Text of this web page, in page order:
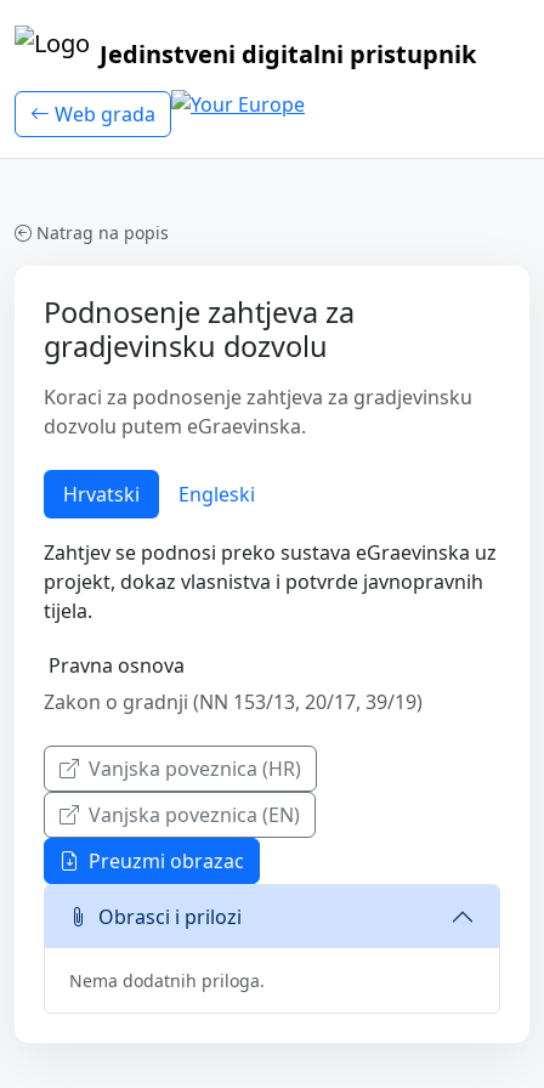
Jedinstveni digitalni pristupnik
Web grada
Natrag na popis
Podnosenje zahtjeva za
gradjevinsku dozvolu
Koraci za podnosenje zahtjeva za gradjevinsku
dozvolu putem eGraevinska.
Hrvatski Engleski
Zahtjev se podnosi preko sustava eGraevinska uz
projekt, dokaz vlasnistva i potvrde javnopravnih
tijela.
Pravna osnova
Zakon o gradnji (NN 153/13, 20/17, 39/19)
Vanjska poveznica (HR)
Vanjska poveznica (EN)
Preuzmi obrazac
Obrasci i prilozi
Nema dodatnih priloga.